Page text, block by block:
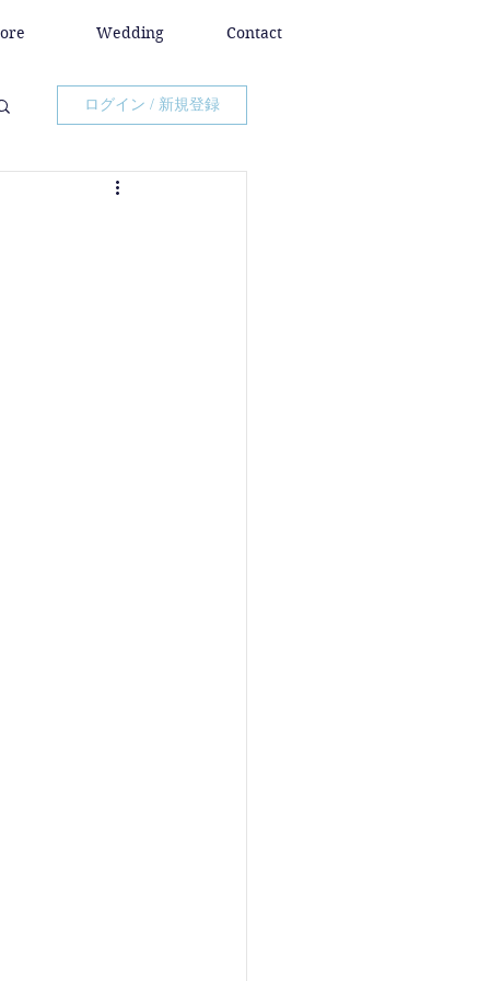
Wedding Contact
ログイン / 新規登録